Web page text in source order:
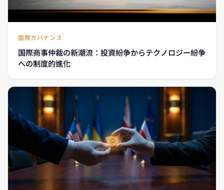
国際ガバナンス
国際商事仲裁の新潮流：投資紛争からテクノロジー紛争
への制度的進化